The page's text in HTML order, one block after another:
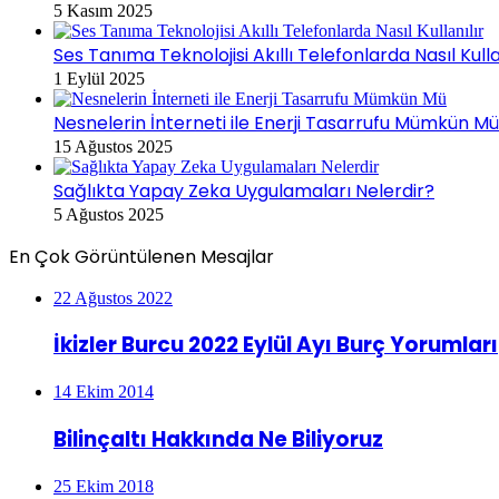
5 Kasım 2025
Ses Tanıma Teknolojisi Akıllı Telefonlarda Nasıl
1 Eylül 2025
Nesnelerin İnterneti ile Enerji Tasarrufu Mümkün
15 Ağustos 2025
Sağlıkta Yapay Zeka Uygulamaları Nelerdir?
5 Ağustos 2025
En Çok Görüntülenen Mesajlar
22 Ağustos 2022
İkizler Burcu 2022 Eylül Ayı Burç Yorumları
14 Ekim 2014
Bilinçaltı Hakkında Ne Biliyoruz
25 Ekim 2018